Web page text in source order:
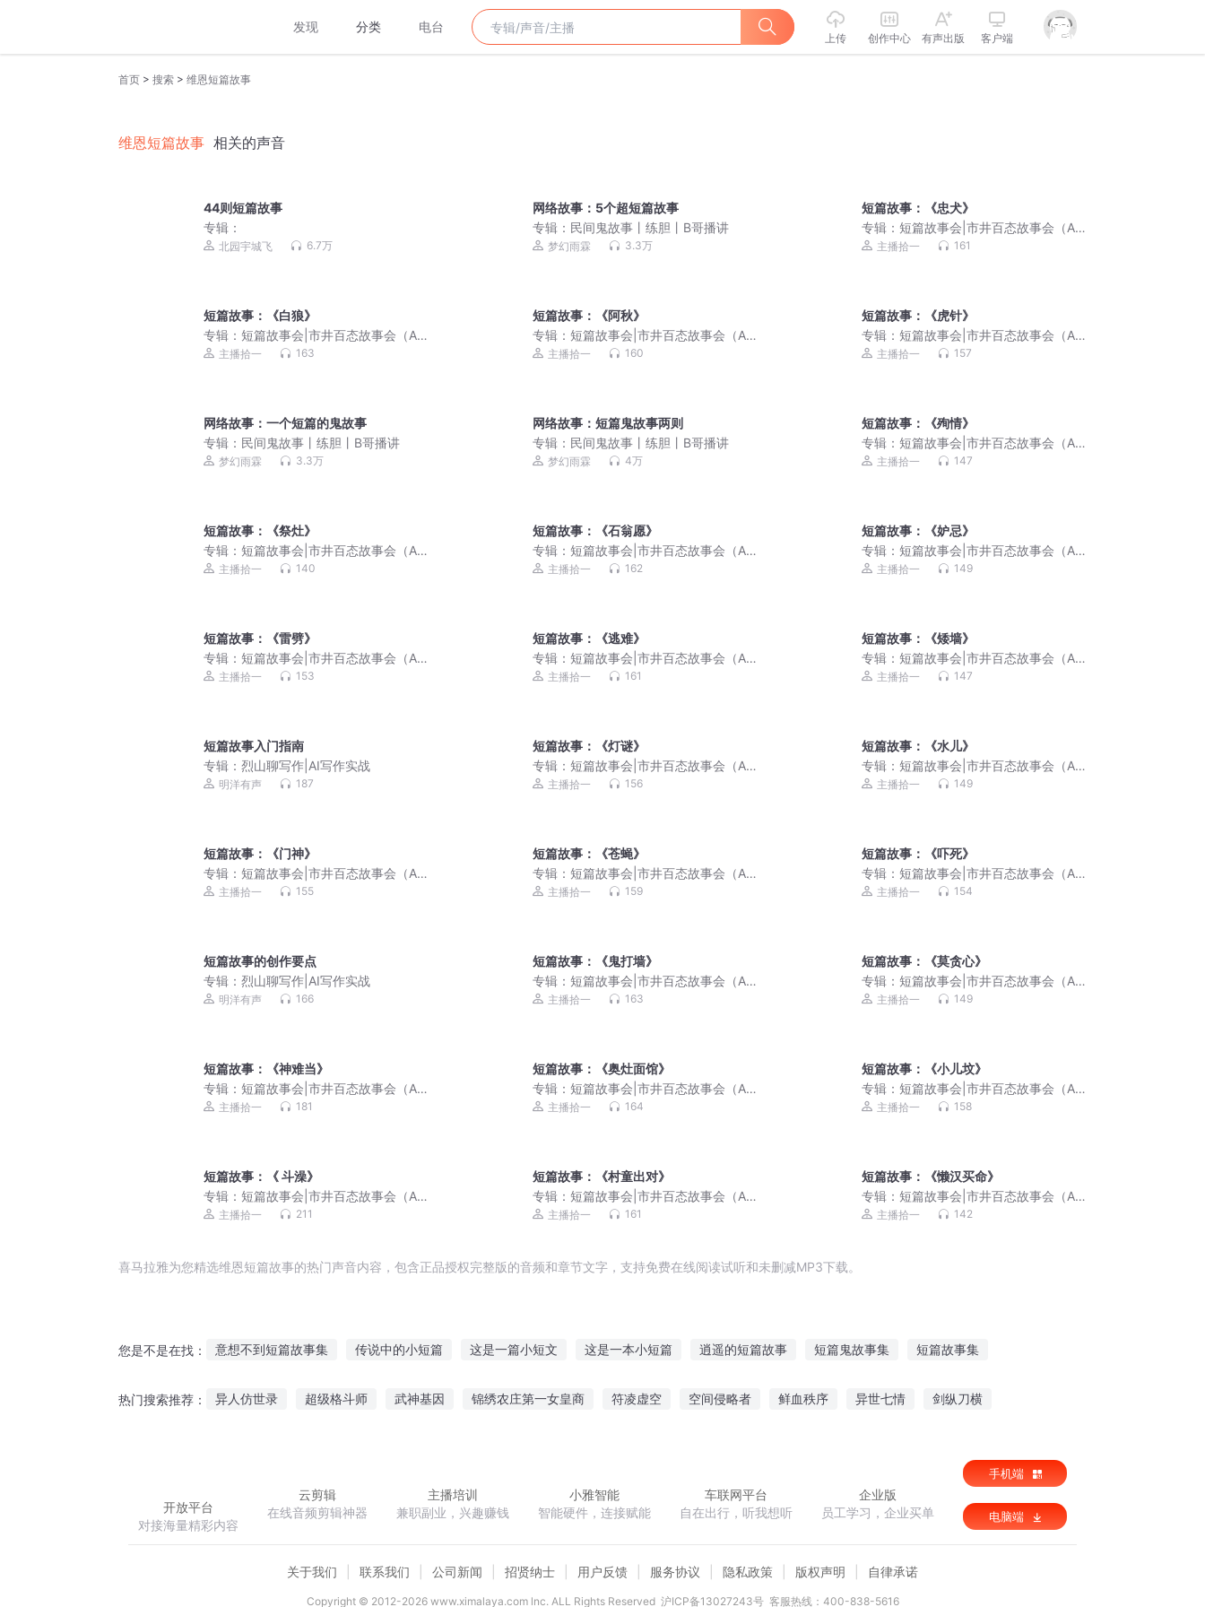
发现 分类 电台
上传 创作中心 有声出版 客户端
首页 > 搜索 > 维恩短篇故事
维恩短篇故事 相关的声音
44则短篇故事
专辑：
北园宇城飞 6.7万
网络故事：5个超短篇故事
专辑： 民间鬼故事丨练胆丨B哥播讲
梦幻雨霖 3.3万
短篇故事：《忠犬》
专辑： 短篇故事会|市井百态故事会（AI
演播）
主播拾一 161
短篇故事：《白狼》
专辑： 短篇故事会|市井百态故事会（AI
演播）
主播拾一 163
短篇故事：《阿秋》
专辑： 短篇故事会|市井百态故事会（AI
演播）
主播拾一 160
短篇故事：《虎针》
专辑： 短篇故事会|市井百态故事会（AI
演播）
主播拾一 157
网络故事：一个短篇的鬼故事
专辑： 民间鬼故事丨练胆丨B哥播讲
梦幻雨霖 3.3万
网络故事：短篇鬼故事两则
专辑： 民间鬼故事丨练胆丨B哥播讲
梦幻雨霖 4万
短篇故事：《殉情》
专辑： 短篇故事会|市井百态故事会（AI
演播）
主播拾一 147
短篇故事：《祭灶》
专辑： 短篇故事会|市井百态故事会（AI
演播）
主播拾一 140
短篇故事：《石翁愿》
专辑： 短篇故事会|市井百态故事会（AI
演播）
主播拾一 162
短篇故事：《妒忌》
专辑： 短篇故事会|市井百态故事会（AI
演播）
主播拾一 149
短篇故事：《雷劈》
专辑： 短篇故事会|市井百态故事会（AI
演播）
主播拾一 153
短篇故事：《逃难》
专辑： 短篇故事会|市井百态故事会（AI
演播）
主播拾一 161
短篇故事：《矮墙》
专辑： 短篇故事会|市井百态故事会（AI
演播）
主播拾一 147
短篇故事入门指南
专辑： 烈山聊写作|AI写作实战
明洋有声 187
短篇故事：《灯谜》
专辑： 短篇故事会|市井百态故事会（AI
演播）
主播拾一 156
短篇故事：《水儿》
专辑： 短篇故事会|市井百态故事会（AI
演播）
主播拾一 149
短篇故事：《门神》
专辑： 短篇故事会|市井百态故事会（AI
演播）
主播拾一 155
短篇故事：《苍蝇》
专辑： 短篇故事会|市井百态故事会（AI
演播）
主播拾一 159
短篇故事：《吓死》
专辑： 短篇故事会|市井百态故事会（AI
演播）
主播拾一 154
短篇故事的创作要点
专辑： 烈山聊写作|AI写作实战
明洋有声 166
短篇故事：《鬼打墙》
专辑： 短篇故事会|市井百态故事会（AI
演播）
主播拾一 163
短篇故事：《莫贪心》
专辑： 短篇故事会|市井百态故事会（AI
演播）
主播拾一 149
短篇故事：《神难当》
专辑： 短篇故事会|市井百态故事会（AI
演播）
主播拾一 181
短篇故事：《奥灶面馆》
专辑： 短篇故事会|市井百态故事会（AI
演播）
主播拾一 164
短篇故事：《小儿坟》
专辑： 短篇故事会|市井百态故事会（AI
演播）
主播拾一 158
短篇故事：《 斗澡》
专辑： 短篇故事会|市井百态故事会（AI
演播）
主播拾一 211
短篇故事：《村童出对》
专辑： 短篇故事会|市井百态故事会（AI
演播）
主播拾一 161
短篇故事：《懒汉买命》
专辑： 短篇故事会|市井百态故事会（AI
演播）
主播拾一 142
喜马拉雅为您精选维恩短篇故事的热门声音内容，包含正品授权完整版的音频和章节文字，支持免费在线阅读试听和未删减MP3下载。
您是不是在找： 意想不到短篇故事集 传说中的小短篇 这是一篇小短文 这是一本小短篇 逍遥的短篇故事 短篇鬼故事集 短篇故事集
热门搜索推荐： 异人仿世录 超级格斗师 武神基因 锦绣农庄第一女皇商 符凌虚空 空间侵略者 鲜血秩序 异世七情 剑纵刀横
开放平台
对接海量精彩内容
云剪辑
在线音频剪辑神器
主播培训
兼职副业，兴趣赚钱
小雅智能
智能硬件，连接赋能
车联网平台
自在出行，听我想听
企业版
员工学习，企业买单
手机端
电脑端
关于我们 联系我们 公司新闻 招贤纳士 用户反馈 服务协议 隐私政策 版权声明 自律承诺
Copyright © 2012-2026www.ximalaya.com lnc. ALL Rights Reserved 沪ICP备13027243号 客服热线：400-838-5616